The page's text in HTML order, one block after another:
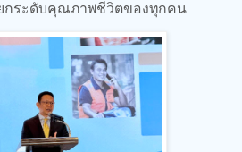
กระดับคุณภาพชีวิตของทุกคน